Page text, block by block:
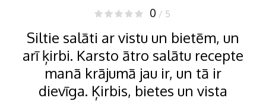
0 / 5
Siltie salāti ar vistu un bietēm, un
arī ķirbi. Karsto ātro salātu recepte
manā krājumā jau ir, un tā ir
dievīga. Ķirbis, bietes un vista